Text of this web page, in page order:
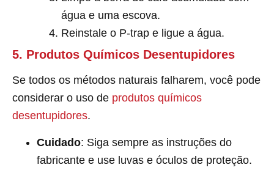
água e uma escova.
Reinstale o P-trap e ligue a água.
5. Produtos Químicos Desentupidores
Se todos os métodos naturais falharem, você pode
considerar o uso de produtos químicos
desentupidores.
Cuidado: Siga sempre as instruções do
fabricante e use luvas e óculos de proteção.